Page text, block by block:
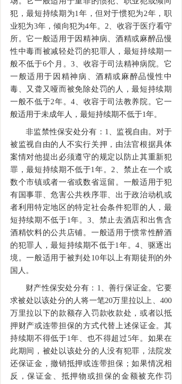
犯，最短持续期为1年，但对于惯犯为2年，职
业犯为3年，倾向犯为4年。2、收容于医疗看守
所。它一般适用于因精神病、酒精或麻醉品慢
性中毒而被减轻处罚的犯罪人，最短持续期一
般不低于6个月。3、收容于司法精神病院。它
一般适用于因精神病、酒精或麻醉品慢性中
毒、又聋又哑而被免除处罚的人，最短持续期
一般不低于2年。4、收容于司法教养院。它一
般适用于未成年人，最短持续期不低于1年。
非监禁性保安处分有：1、监视自由。对于
被监视自由的人不实行关押，由法官根据具体
案情对他提出必须遵守的规定以防止其重新犯
罪，最短持续期不低于1年。2、禁止在一个或
数个市镇或者一省或数省逗留。一般适用于犯
有国事罪、危害公共秩序罪、出于政治动机或
者利用特定地区的特定社会条件犯罪的人，最
短持续期不低于1年。3、禁止去酒店和出售含
酒精饮料的公共店铺。一般适用于惯常性醉酒
的犯罪人，最短持续期不低于1年。4、驱逐出
境。一般适用于被判处10年以上有期徒刑的外
国人。
财产性保安处分有：1、善行保证金。它要
求被处以该处分的人将一笔20万里拉以上、400
万里拉以下的款额存入罚款收款处，或者以抵
押财产或连带担保的方式代替上述保证金。其
持续期不得低于1年、也不得超过5年。如果在
此期间，被处以该处分的人没有犯罪，法院发
还保证金，撤销抵押或连带担保；如果情况相
反，保证金、抵押物或担保的金额被充作罚